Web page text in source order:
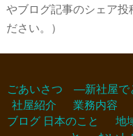
やブログ記事のシェア投
ださい。）
ごあいさつ ―新社屋で
社屋紹介
業務内容
ブログ 日本のこと 地